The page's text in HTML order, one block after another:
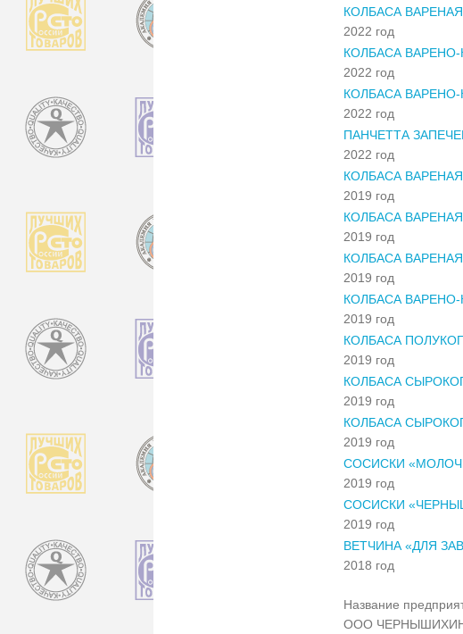
КОЛБАСА
2022 год
КОЛБАСА
2022 год
КОЛБАСА
2022 год
ПАНЧЕТТА
2022 год
КОЛБАСА
2019 год
КОЛБАСА
2019 год
КОЛБАСА
2019 год
КОЛБАСА
2019 год
КОЛБАСА
2019 год
КОЛБАСА
2019 год
КОЛБАСА
2019 год
СОСИСКИ
2019 год
СОСИСКИ
2019 год
ВЕТЧИНА «ДЛЯ
2018 год
Название
ООО